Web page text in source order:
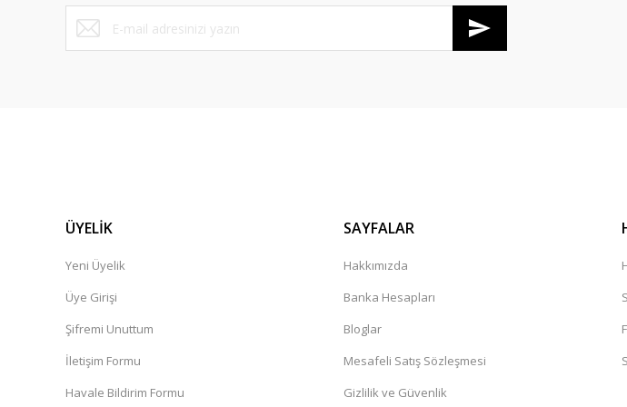
Bu ürüne benzer farklı alternatifler olmalı.
S... K... | 14/05/2026
Ürünler kaliteli. Sistem hızlı çalışıyor
O... Ö... | 16/03/2026
ÜYELİK
Yeni Üyelik
Üye Girişi
Şifremi Unuttum
İletişim Formu
Havale Bildirim Formu
SAYFALAR
Hakkımızda
Banka Hesapları
Bloglar
Mesafeli Satış Sözleşmesi
Gizlilik ve Güvenlik